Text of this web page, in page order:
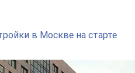
в Москве на старте